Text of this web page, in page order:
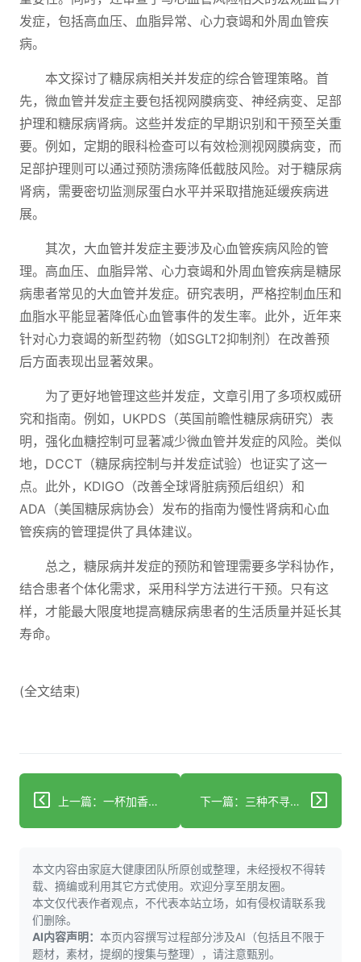
发症，包括高血压、血脂异常、心力衰竭和外周血管疾
病。
本文探讨了糖尿病相关并发症的综合管理策略。首
先，微血管并发症主要包括视网膜病变、神经病变、足部
护理和糖尿病肾病。这些并发症的早期识别和干预至关重
要。例如，定期的眼科检查可以有效检测视网膜病变，而
足部护理则可以通过预防溃疡降低截肢风险。对于糖尿病
肾病，需要密切监测尿蛋白水平并采取措施延缓疾病进
展。
其次，大血管并发症主要涉及心血管疾病风险的管
理。高血压、血脂异常、心力衰竭和外周血管疾病是糖尿
病患者常见的大血管并发症。研究表明，严格控制血压和
血脂水平能显著降低心血管事件的发生率。此外，近年来
针对心力衰竭的新型药物（如SGLT2抑制剂）在改善预
后方面表现出显著效果。
为了更好地管理这些并发症，文章引用了多项权威研
究和指南。例如，UKPDS（英国前瞻性糖尿病研究）表
明，强化血糖控制可显著减少微血管并发症的风险。类似
地，DCCT（糖尿病控制与并发症试验）也证实了这一
点。此外，KDIGO（改善全球肾脏病预后组织）和
ADA（美国糖尿病协会）发布的指南为慢性肾病和心血
管疾病的管理提供了具体建议。
总之，糖尿病并发症的预防和管理需要多学科协作，
结合患者个体化需求，采用科学方法进行干预。只有这
样，才能最大限度地提高糖尿病患者的生活质量并延长其
寿命。
(全文结束)
上一篇：一杯加香料的拿铁“或可抗癌和预防阿尔茨海默症” 下一篇：三种不寻常的心脏病发作症状，其中一种在女性中更常见
本文内容由家庭大健康团队所原创或整理，未经授权不得转
载、摘编或利用其它方式使用。欢迎分享至朋友圈。
本文仅代表作者观点，不代表本站立场，如有侵权请联系我
们删除。
AI内容声明： 本页内容撰写过程部分涉及AI（包括且不限于
题材，素材，提纲的搜集与整理），请注意甄别。